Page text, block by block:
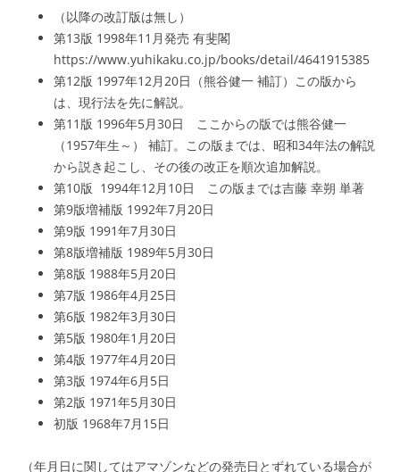
（以降の改訂版は無し）
第13版 1998年11月発売 有斐閣
https://www.yuhikaku.co.jp/books/detail/4641915385
第12版 1997年12月20日（熊谷健一 補訂）この版から
は、現行法を先に解説。
第11版 1996年5月30日 ここからの版では熊谷健一
（1957年生～） 補訂。この版までは、昭和34年法の解説
から説き起こし、その後の改正を順次追加解説。
第10版 1994年12月10日 この版までは吉藤 幸朔 単著
第9版増補版 1992年7月20日
第9版 1991年7月30日
第8版増補版 1989年5月30日
第8版 1988年5月20日
第7版 1986年4月25日
第6版 1982年3月30日
第5版 1980年1月20日
第4版 1977年4月20日
第3版 1974年6月5日
第2版 1971年5月30日
初版 1968年7月15日
（年月日に関してはアマゾンなどの発売日とずれている場合が